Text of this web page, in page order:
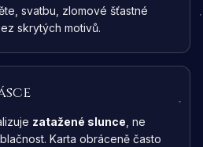
svatbu, zlomové šťastné
skrytých motivů.
zatažené slunce , ne
Karta obráceně často